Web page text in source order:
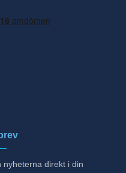
nyheterna direkt i din